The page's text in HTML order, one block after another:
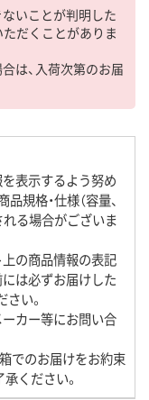
いことが判明した
だくことがありま
は、入荷次第のお届
表示するよう努め
規格・仕様（容量、
れる場合がございま
の商品情報の表記
は必ずお届けした
い。
カー等にお問い合
箱でのお届けをお約束
ください。